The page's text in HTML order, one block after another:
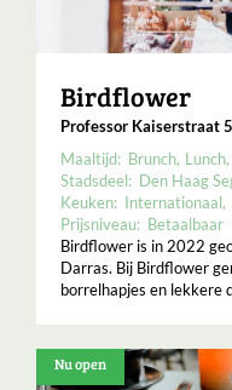
Birdflower
Professor Kaiserstraat
Maaltijd: Brunch Lunch
Stadsdeel: Den Haag
Keuken: Internationaal
Prijsniveau: Betaalbaar
Birdflower is in 2022
Darras. Bij Birdflower
borrelhapjes en lekkere
Nu open